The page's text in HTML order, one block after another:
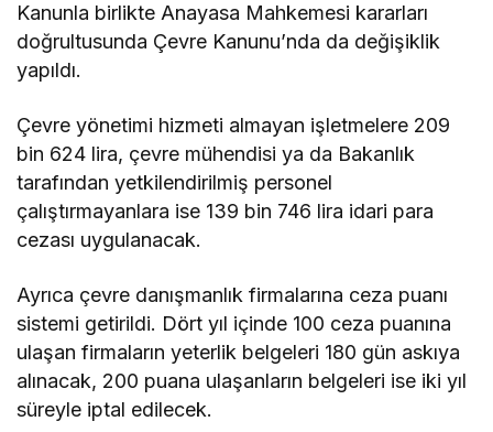
Kanunla birlikte Anayasa Mahkemesi kararları
doğrultusunda Çevre Kanunu’nda da değişiklik
yapıldı.
Çevre yönetimi hizmeti almayan işletmelere 209
bin 624 lira, çevre mühendisi ya da Bakanlık
tarafından yetkilendirilmiş personel
çalıştırmayanlara ise 139 bin 746 lira idari para
cezası uygulanacak.
Ayrıca çevre danışmanlık firmalarına ceza puanı
sistemi getirildi. Dört yıl içinde 100 ceza puanına
ulaşan firmaların yeterlik belgeleri 180 gün askıya
alınacak, 200 puana ulaşanların belgeleri ise iki yıl
süreyle iptal edilecek.